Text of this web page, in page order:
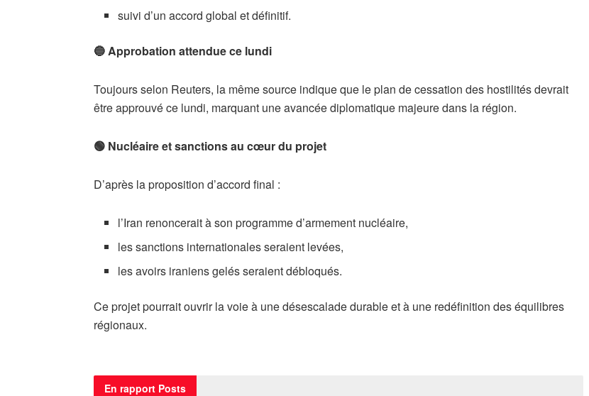
suivi d’un accord global et définitif.
🔵 Approbation attendue ce lundi
Toujours selon Reuters, la même source indique que le plan de cessation des hostilités devrait
être approuvé ce lundi, marquant une avancée diplomatique majeure dans la région.
🟢 Nucléaire et sanctions au cœur du projet
D’après la proposition d’accord final :
l’Iran renoncerait à son programme d’armement nucléaire,
les sanctions internationales seraient levées,
les avoirs iraniens gelés seraient débloqués.
Ce projet pourrait ouvrir la voie à une désescalade durable et à une redéfinition des équilibres
régionaux.
En rapport Posts